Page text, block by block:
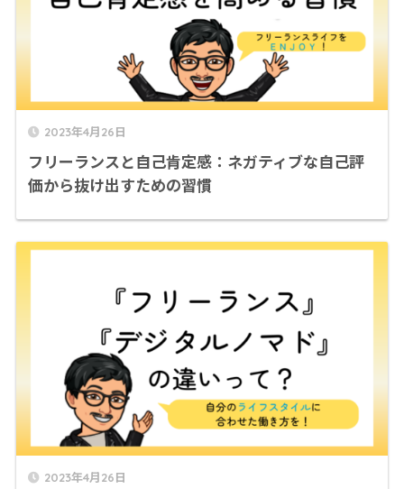
2023年4月26日
フリーランスと自己肯定感：ネガティブな自己評
価から抜け出すための習慣
2023年4月26日